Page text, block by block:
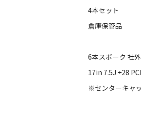
4本セット
倉庫保管品
6本スポーク 社
17in 7.5J +28
※センターキャ